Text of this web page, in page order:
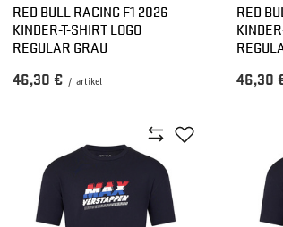
RED BULL RACING F1 2026
KINDER-T-SHIRT LOGO
REGULAR GRAU
46,30 € / artikel
RED
46,30